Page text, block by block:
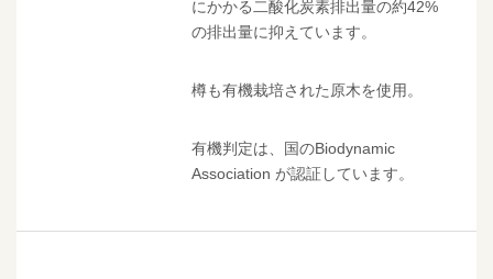
にかかる二酸化炭素排出量の約42%
の排出量に抑えています。
樽も有機栽培された原木を使用。
有機判定は、国のBiodynamic
Association が認証しています。